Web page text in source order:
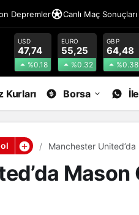
Depremler Canlı Maç Sonuçları
USD
47,74
%0.18
EURO
55,25
%0.32
GBP
64,48
%0.38
Kurları Borsa
Manchester United’da
Mason